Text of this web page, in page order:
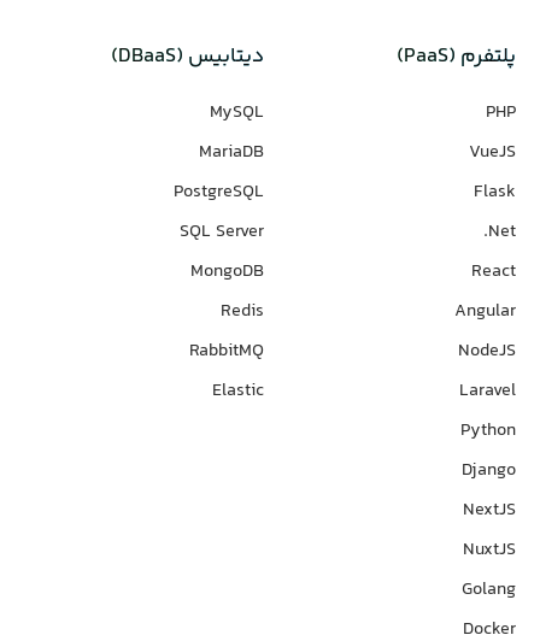
پلتفرم (PaaS)
PHP
VueJS
Flask
Net.
React
Angular
NodeJS
Laravel
Python
Django
NextJS
NuxtJS
Golang
Docker
دیتابیس‌ (DBaaS)
MySQL
MariaDB
PostgreSQL
SQL Server
MongoDB
Redis
RabbitMQ
Elastic